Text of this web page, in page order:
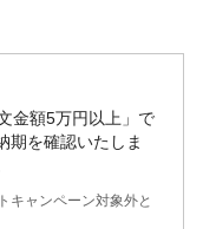
金額5万円以上」で
期を確認いたしま
キャンペーン対象外と